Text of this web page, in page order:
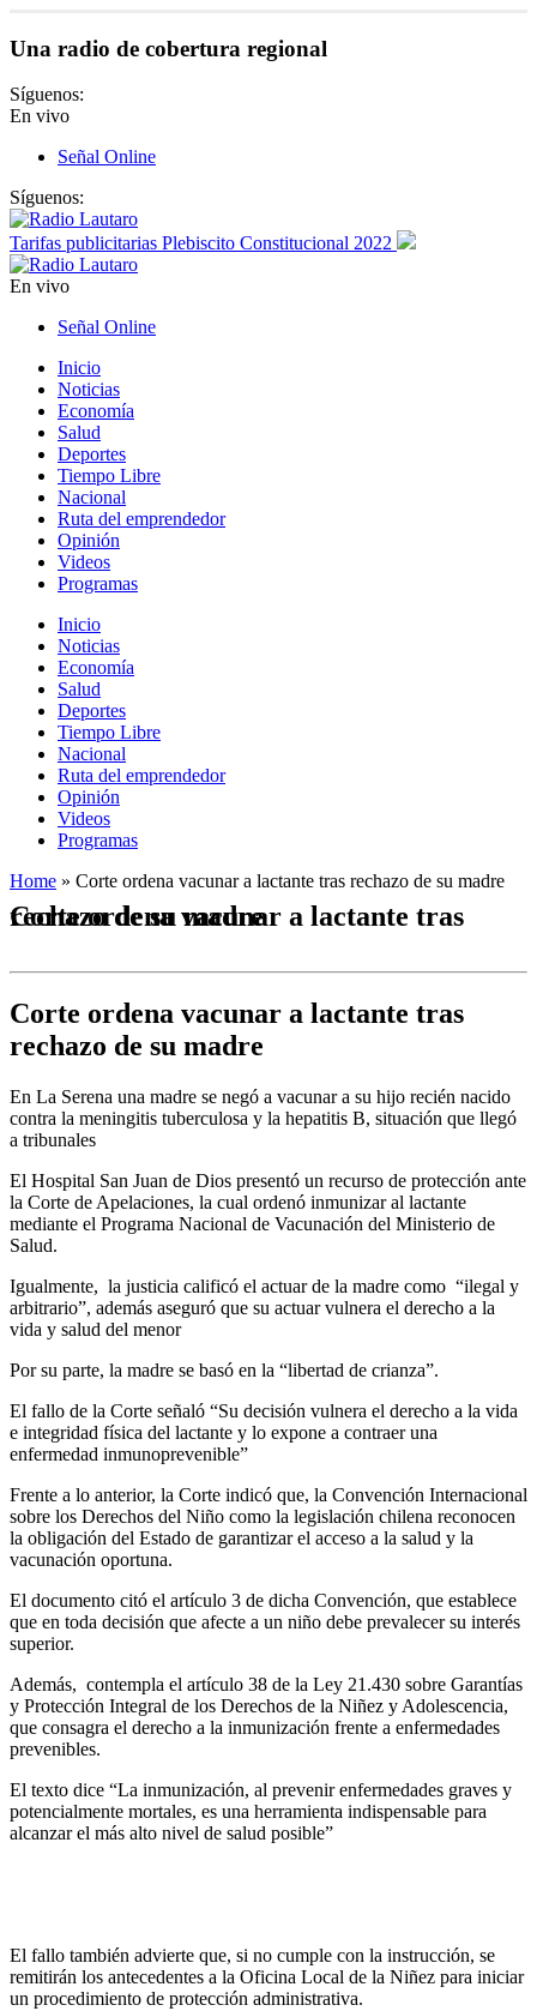
Una radio de cobertura regional
Síguenos:
En vivo
Señal Online
Síguenos:
Tarifas publicitarias Plebiscito Constitucional 2022
En vivo
Señal Online
Inicio
Noticias
Economía
Salud
Deportes
Tiempo Libre
Nacional
Ruta del emprendedor
Opinión
Videos
Programas
Inicio
Noticias
Economía
Salud
Deportes
Tiempo Libre
Nacional
Ruta del emprendedor
Opinión
Videos
Programas
Home » Corte ordena vacunar a lactante tras rechazo de su madre
Corte ordena vacunar a lactante tras rechazo de su madre
Corte ordena vacunar a lactante tras
rechazo de su madre
En La Serena una madre se negó a vacunar a su hijo recién nacido
contra la meningitis tuberculosa y la hepatitis B, situación que llegó
a tribunales
El Hospital San Juan de Dios presentó un recurso de protección ante
la Corte de Apelaciones, la cual ordenó inmunizar al lactante
mediante el Programa Nacional de Vacunación del Ministerio de
Salud.
Igualmente, la justicia calificó el actuar de la madre como “ilegal y
arbitrario”, además aseguró que su actuar vulnera el derecho a la
vida y salud del menor
Por su parte, la madre se basó en la “libertad de crianza”.
El fallo de la Corte señaló “Su decisión vulnera el derecho a la vida
e integridad física del lactante y lo expone a contraer una
enfermedad inmunoprevenible”
Frente a lo anterior, la Corte indicó que, la Convención Internacional
sobre los Derechos del Niño como la legislación chilena reconocen
la obligación del Estado de garantizar el acceso a la salud y la
vacunación oportuna.
El documento citó el artículo 3 de dicha Convención, que establece
que en toda decisión que afecte a un niño debe prevalecer su interés
superior.
Además, contempla el artículo 38 de la Ley 21.430 sobre Garantías
y Protección Integral de los Derechos de la Niñez y Adolescencia,
que consagra el derecho a la inmunización frente a enfermedades
prevenibles.
El texto dice “La inmunización, al prevenir enfermedades graves y
potencialmente mortales, es una herramienta indispensable para
alcanzar el más alto nivel de salud posible”
El fallo también advierte que, si no cumple con la instrucción, se
remitirán los antecedentes a la Oficina Local de la Niñez para iniciar
un procedimiento de protección administrativa.